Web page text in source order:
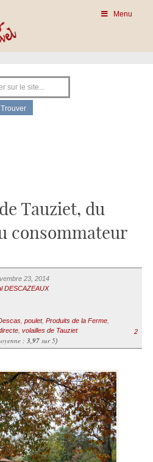
Menu
Tauziet, du
consommateur
23, 2014
DESCAZEAUX
, poulet, Produits de la Ferme,
, volailles de Tauziet
: 3,97sur 5)
2